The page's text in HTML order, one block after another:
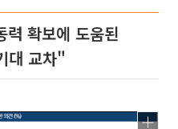
확보에 도움된
대 교차"